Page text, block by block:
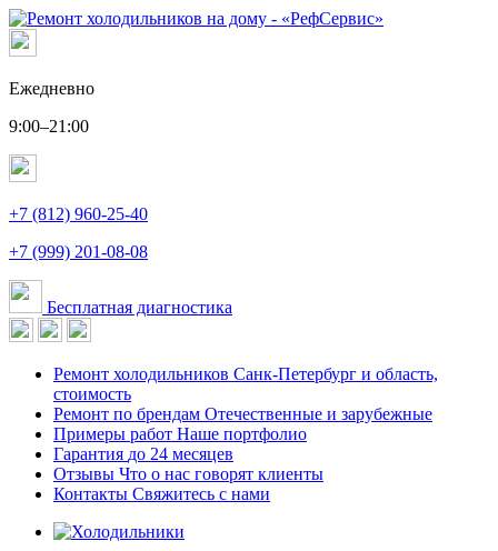
Ежедневно
9:00–21:00
+7 (812) 960-25-40
+7 (999) 201-08-08
Бесплатная диагностика
Ремонт холодильников Санк-Петербург и область,
стоимость
Ремонт по брендам Отечественные и зарубежные
Примеры работ Наше портфолио
Гарантия до 24 месяцев
Отзывы Что о нас говорят клиенты
Контакты Свяжитесь с нами